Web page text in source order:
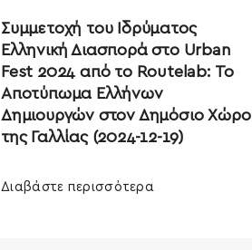
Συμμετοχή του Ιδρύματος
Ελληνική Διασπορά στο Urban
Fest 2024 από το Routelab: Το
Αποτύπωμα Ελλήνων
Δημιουργών στον Δημόσιο Χώρο
της Γαλλίας (2024-12-19)
Διαβάστε περισσότερα